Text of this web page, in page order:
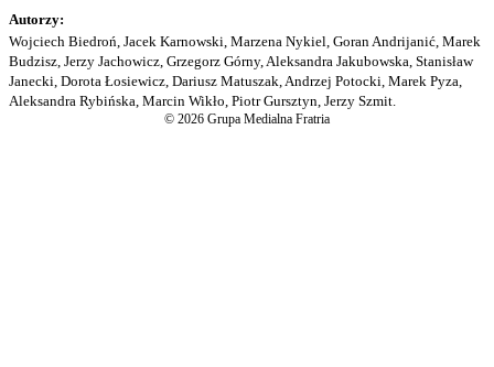
Autorzy:
Wojciech Biedroń, Jacek Karnowski, Marzena Nykiel, Goran Andrijanić, Marek
Budzisz, Jerzy Jachowicz, Grzegorz Górny, Aleksandra Jakubowska, Stanisław
Janecki, Dorota Łosiewicz, Dariusz Matuszak, Andrzej Potocki, Marek Pyza,
Aleksandra Rybińska, Marcin Wikło, Piotr Gursztyn, Jerzy Szmit.
© 2026 Grupa Medialna Fratria